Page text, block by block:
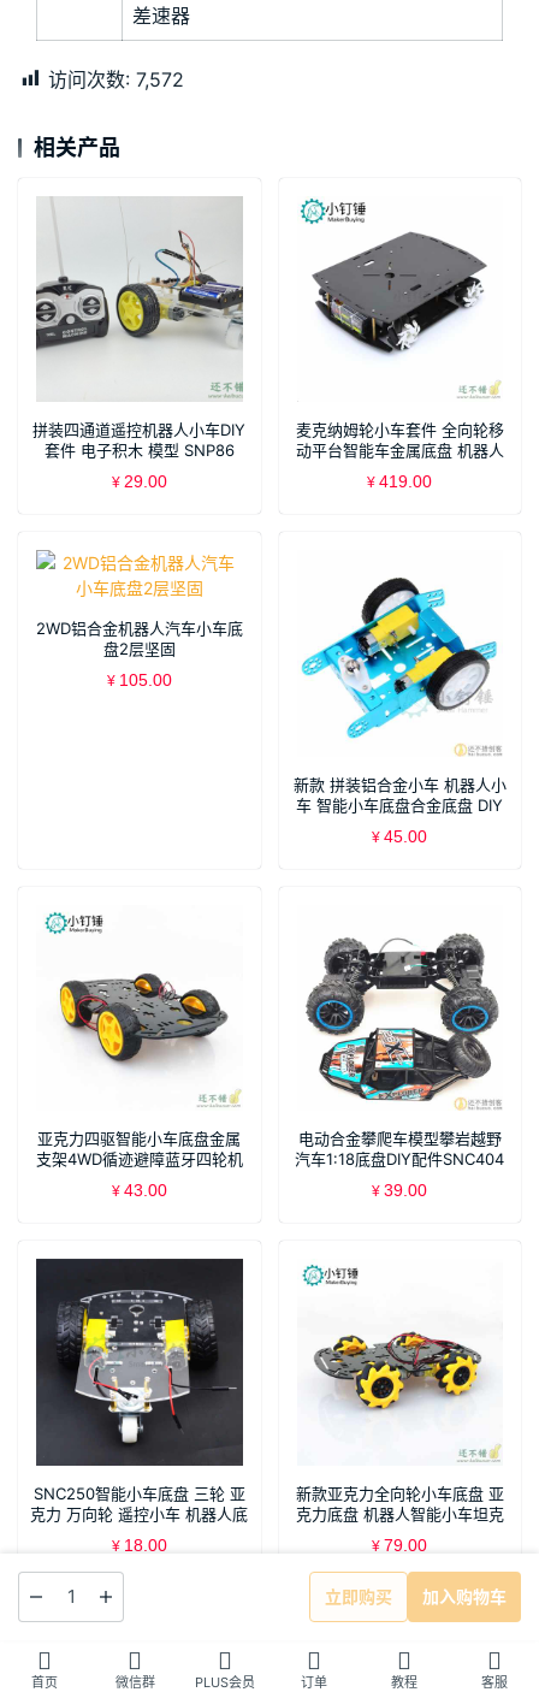
立即购买 加入购物车
差速器
访问次数: 7,572
相关产品
拼装四通道遥控机器人小车DIY
套件 电子积木 模型 SNP86
¥ 29.00
麦克纳姆轮小车套件 全向轮移
动平台智能车金属底盘 机器人
竞赛车
¥ 419.00
2WD铝合金机器人汽车小车底
盘2层坚固
¥ 105.00
新款 拼装铝合金小车 机器人小
车 智能小车底盘合金底盘 DIY
¥ 45.00
亚克力四驱智能小车底盘金属
支架4WD循迹避障蓝牙四轮机
器人车架DIY
¥ 43.00
电动合金攀爬车模型攀岩越野
汽车1:18底盘DIY配件SNC404
¥ 39.00
SNC250智能小车底盘 三轮 亚
克力 万向轮 遥控小车 机器人底
¥ 18.00
新款亚克力全向轮小车底盘 亚
克力底盘 机器人智能小车坦克
¥ 79.00
首页 微信群 PLUS会员 订单 教程 客服